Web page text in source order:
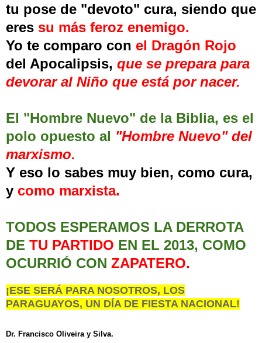
tu pose de "devoto" cura, siendo que
eres su más feroz enemigo.
Yo te comparo con el Dragón Rojo
del Apocalipsis, que se prepara para
devorar al Niño que está por nacer.
El "Hombre Nuevo" de la Biblia, es el
polo opuesto al "Hombre Nuevo" del
marxismo.
Y eso lo sabes muy bien, como cura,
y como marxista.
TODOS ESPERAMOS LA DERROTA
DE TU PARTIDO EN EL 2013, COMO
OCURRIÓ CON ZAPATERO.
¡ESE SERÁ PARA NOSOTROS, LOS
PARAGUAYOS, UN DÍA DE FIESTA NACIONAL!
Dr. Francisco Oliveira y Silva.